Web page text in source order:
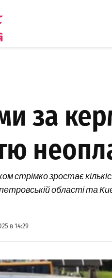
за
стрімко зростає
області та
в 14:29